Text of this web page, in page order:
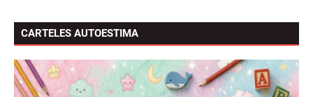
CARTELES AUTOESTIMA